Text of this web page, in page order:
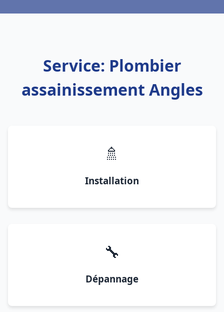
Service: Plombier
assainissement Angles
🚿
Installation
🔧
Dépannage